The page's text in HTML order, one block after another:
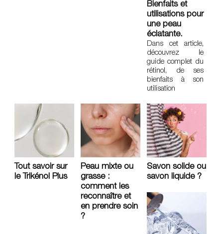
Bienfaits et
utilisations pour
une peau
éclatante.
Dans cet article,
découvrez le
guide complet du
rétinol, de ses
bienfaits à son
utilisation
Tout savoir sur
le Trikénol Plus
Peau mixte ou
grasse :
comment les
reconnaître et
en prendre soin
?
Savon solide ou
savon liquide ?